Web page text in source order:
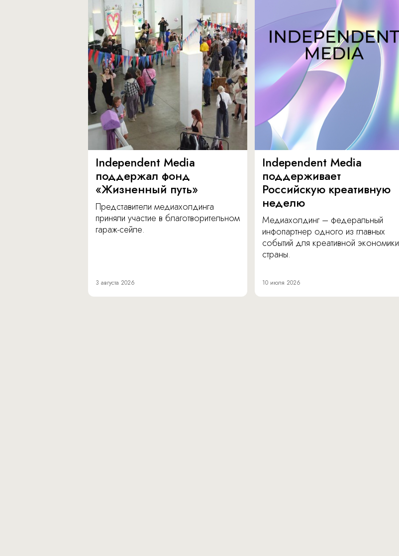
Independent Media
поддержал фонд
«Жизненный путь»
Представители медиахолдинга
приняли участие в благотворительном
гараж-сейле.
3 августа 2026
Independent Media
поддерживает
Российскую креативную
неделю
Медиахолдинг – федеральный
инфопартнер одного из главных
событий для креативной экономики
страны.
10 июля 2026